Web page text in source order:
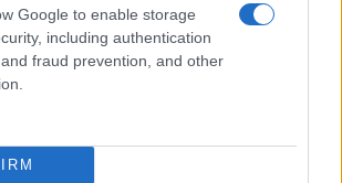
Google to enable storage
including authentication
fraud prevention, and other